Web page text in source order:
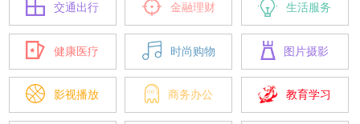
交通出行 金融理财 生活服务
健康医疗 时尚购物 图片摄影
影视播放 商务办公 教育学习